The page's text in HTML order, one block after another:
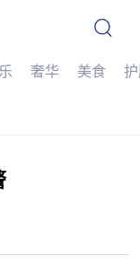
奢华 美食